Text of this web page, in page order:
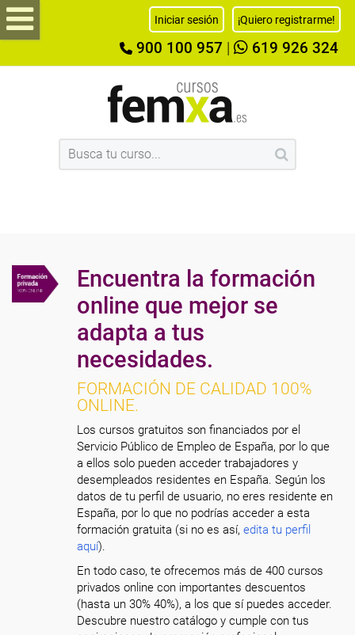
Iniciar sesión ¡Quiero registrarme!
900 100 957 619 926 324
Encuentra la formación
online que mejor se
adapta a tus
necesidades.
FORMACIÓN DE CALIDAD 100%
ONLINE.
Los cursos gratuitos son financiados por el
Servicio Público de Empleo de España, por lo que
a ellos solo pueden acceder trabajadores y
desempleados residentes en España. Según los
datos de tu perfil de usuario, no eres residente en
España, por lo que no podrías acceder a esta
formación gratuita (si no es así,edita tu perfil
aquí).
En todo caso, te ofrecemos más de 400 cursos
privados online con importantes descuentos
(hasta un 30% 40%), a los que sí puedes acceder.
Descubre nuestro catálogo y cumple con tus